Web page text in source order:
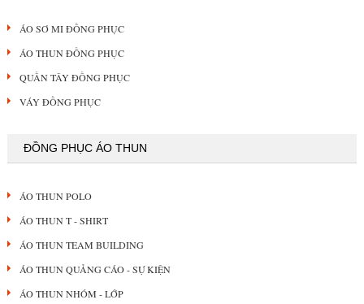
ÁO SƠ MI ĐỒNG PHỤC
ÁO THUN ĐỒNG PHỤC
QUẦN TÂY ĐỒNG PHỤC
VÁY ĐỒNG PHỤC
ĐỒNG PHỤC ÁO THUN
ÁO THUN POLO
ÁO THUN T - SHIRT
ÁO THUN TEAM BUILDING
ÁO THUN QUẢNG CÁO - SỰ KIỆN
ÁO THUN NHÓM - LỚP